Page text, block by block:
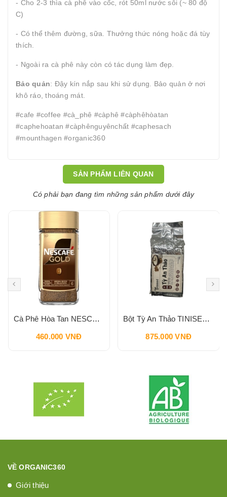
- Cho 2-3 thìa cà phê vào cốc, rót 50ml nước sôi (~ 80 độ
C)
- Có thể thêm đường, sữa. Thưởng thức nóng hoặc đá tùy
thích.
- Ngoài ra cà phê này còn có tác dụng làm đẹp.
Bảo quản: Đậy kín nắp sau khi sử dụng. Bảo quản ở nơi
khô ráo, thoáng mát.
#cafe #coffee #cà_phê #càphê #càphêhòatan
#caphehoatan #càphênguyênchất #caphesach
#mounthagen #organic360
SẢN PHẨM LIÊN QUAN
Có phải bạn đang tìm những sản phẩm dưới đây
Cà Phê Hòa Tan NESCAFE Gold Cafe UK 200g Intesity 6
460.000 VNĐ
Bột Tỳ An Thảo TINISEED Gói Refill 900g
875.000 VNĐ
VỀ ORGANIC360
Giới thiệu